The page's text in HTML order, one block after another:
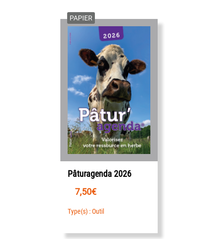
PAPIER
Pâturagenda 2026
7,50€
Type(s) : Outil